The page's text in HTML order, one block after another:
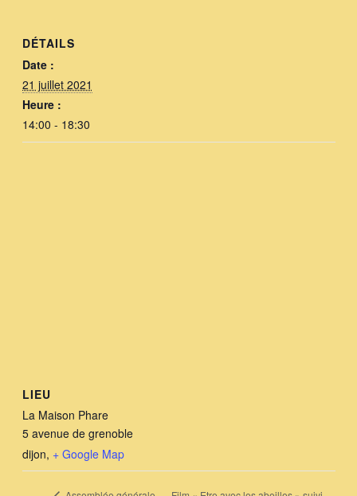
DÉTAILS
Date :
21 juillet 2021
Heure :
14:00 - 18:30
LIEU
La Maison Phare
5 avenue de grenoble
dijon, + Google Map